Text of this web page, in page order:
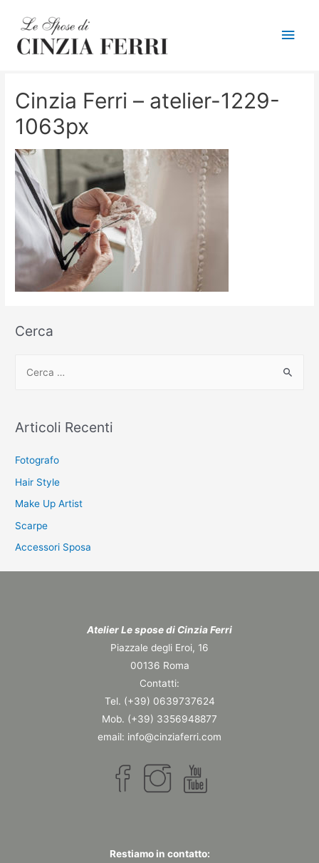
Cinzia Ferri – atelier-1229-
1063px
Cerca
c
:
Articoli Recenti
Fotografo
Hair Style
Make Up Artist
Scarpe
Accessori Sposa
Atelier Le spose di Cinzia Ferri
Piazzale degli Eroi, 16
00136 Roma
Contatti:
Tel. (+39) 0639737624
Mob. (+39) 3356948877
email: info@cinziaferri.com
Restiamo in contatto: